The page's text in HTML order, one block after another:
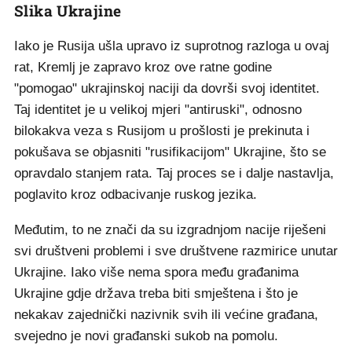
Slika Ukrajine
Iako je Rusija ušla upravo iz suprotnog razloga u ovaj
rat, Kremlj je zapravo kroz ove ratne godine
"pomogao" ukrajinskoj naciji da dovrši svoj identitet.
Taj identitet je u velikoj mjeri "antiruski", odnosno
bilokakva veza s Rusijom u prošlosti je prekinuta i
pokušava se objasniti "rusifikacijom" Ukrajine, što se
opravdalo stanjem rata. Taj proces se i dalje nastavlja,
poglavito kroz odbacivanje ruskog jezika.
Međutim, to ne znači da su izgradnjom nacije riješeni
svi društveni problemi i sve društvene razmirice unutar
Ukrajine. Iako više nema spora među građanima
Ukrajine gdje država treba biti smještena i što je
nekakav zajednički nazivnik svih ili većine građana,
svejedno je novi građanski sukob na pomolu.